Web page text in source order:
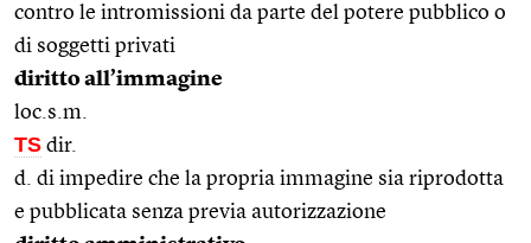
contro le intromissioni da parte del potere pubblico o
di soggetti privati
diritto all’immagine
loc.s.m.
TS dir.
d. di impedire che la propria immagine sia riprodotta
e pubblicata senza previa autorizzazione